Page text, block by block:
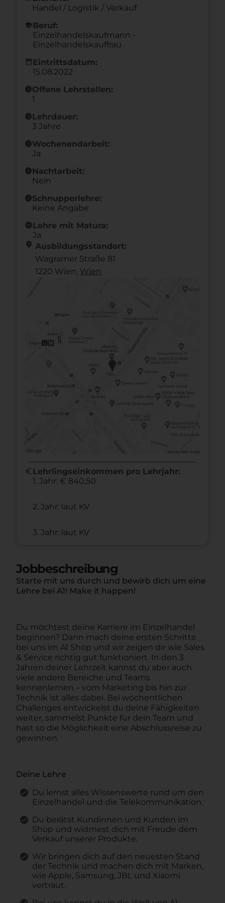
Handel / Logistik / Verkauf
schoolBeruf:
Einzelhandelskaufmann -
Einzelhandelskauffrau
calendar_month Eintrittsdatum:
15.08.2022
scheduleOffene Lehrstellen:
1
scheduleLehrdauer:
3 Jahre
infoWochenendarbeit:
Ja
infoNachtarbeit:
Nein
infoSchnupperlehre:
Keine Angabe
new_releasesLehre mit Matura:
Ja
location_on Ausbildungsstandort:
Wagramer Straße 81
1220 Wien, Wien
euro Lehrlingseinkommen pro Lehrjahr:
1. Jahr: € 840,50
2. Jahr: laut KV
3. Jahr: laut KV
Jobbeschreibung
Starte mit uns durch und bewirb dich um eine
Lehre bei A1! Make it happen!
Du möchtest deine Karriere im Einzelhandel
beginnen? Dann mach deine ersten Schritte
bei uns im A1 Shop und wir zeigen dir wie Sales
& Service richtig gut funktioniert. In den 3
Jahren deiner Lehrzeit kannst du aber auch
viele andere Bereiche und Teams
kennenlernen – vom Marketing bis hin zur
Technik ist alles dabei. Bei wöchentlichen
Challenges entwickelst du deine Fähigkeiten
weiter, sammelst Punkte für dein Team und
hast so die Möglichkeit eine Abschlussreise zu
gewinnen.
Deine Lehre
Du lernst alles Wissenswerte rund um den
Einzelhandel und die Telekommunikation.
Du berätst Kundinnen und Kunden im
Shop und widmest dich mit Freude dem
Verkauf unserer Produkte.
Wir bringen dich auf den neuesten Stand
der Technik und machen dich mit Marken,
wie Apple, Samsung, JBL und Xiaomi
vertraut.